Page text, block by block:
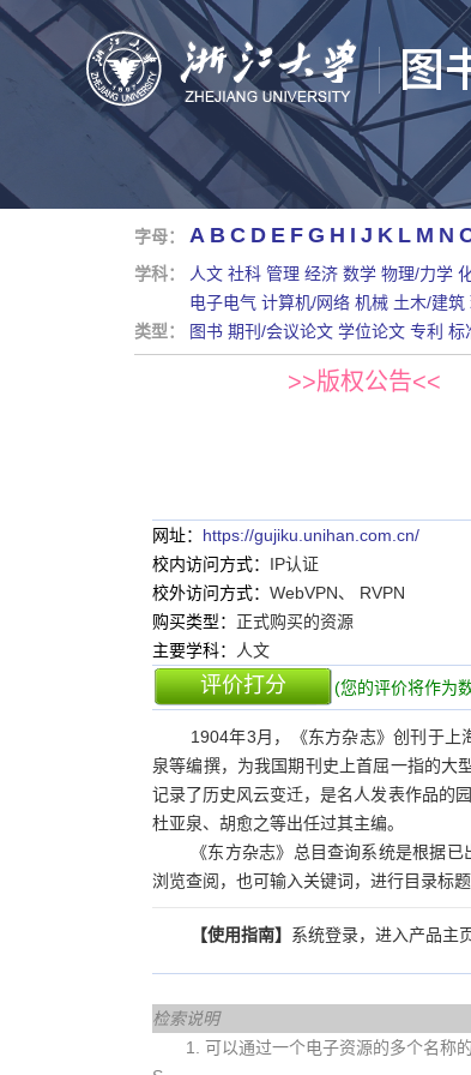
字母： A B C D E F G H I J K L M N
学科： 人文 社科 管理 经济 数学 物理/力学
电子电气 计算机/网络 机械 土木/建筑
类型：
图书 期刊/会议论文 学位论文 专利 标
>>版权公告<<
网址： https://gujiku.unihan.com.cn/
校内访问方式： IP认证
校外访问方式： WebVPN、 RVPN
购买类型： 正式购买的资源
主要学科：
人文
评价打分 (您的评价将作为
1904年3月，《东方杂志》创刊于上
泉等编撰，为我国期刊史上首屈一指的大
记录了历史风云变迁，是名人发表作品的
杜亚泉、胡愈之等出任过其主编。
《东方杂志》总目查询系统是根据
浏览查阅，也可输入关键词，进行目录标
【使用指南】 系统登录，进入产品主
检索说明
1. 可以通过一个电子资源的多个名称